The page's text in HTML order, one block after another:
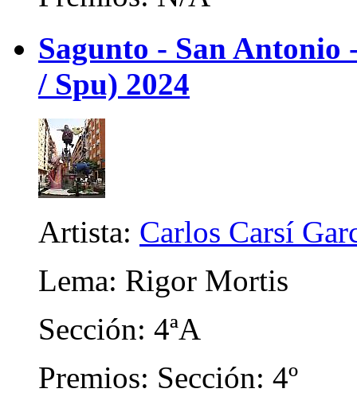
Sagunto - San
/ Spu) 2024
Artista: Carlos Carsí
Lema: Rigor Mortis
Sección: 4ªA
Premios: Sección: 4º